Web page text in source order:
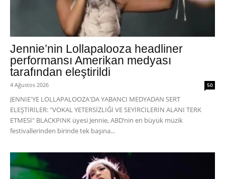
Jennie’nin Lollapalooza headliner
performansı Amerikan medyası
tarafından eleştirildi
4 Ağustos 2026 50
JENNIE'YE LOLLAPALOOZA'DA YABANCI MEDYADAN SERT
ELEŞTİRİLER: "VOKAL YETERSİZLİĞİ VE SEYİRCİLERİN ALANI TERK
ETMESİ" BLACKPINK üyesi Jennie, ABD’nin en büyük müzik
festivallerinden birinde tek başına...